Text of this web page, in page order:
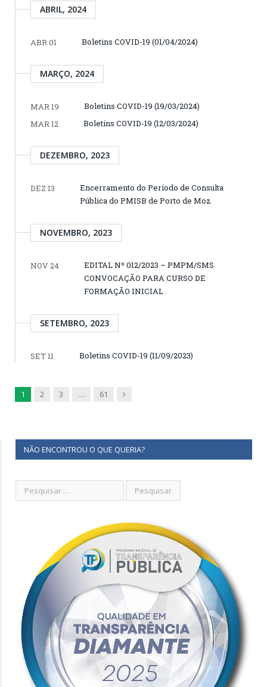
ABRIL, 2024
ABR 01 Boletins COVID-19 (01/04/2024)
MARÇO, 2024
MAR 19
Boletins COVID-19 (19/03/2024)
MAR 12
Boletins COVID-19 (12/03/2024)
DEZEMBRO, 2023
DEZ 13
Encerramento do Período de Consulta
Pública do PMISB de Porto de Moz
NOVEMBRO, 2023
NOV 24
EDITAL Nº 012/2023 – PMPM/SMS
CONVOCAÇÃO PARA CURSO DE
FORMAÇÃO INICIAL
SETEMBRO, 2023
SET 11 Boletins COVID-19 (11/09/2023)
1 2 3 … 61 Next
NÃO ENCONTROU O QUE QUERIA?